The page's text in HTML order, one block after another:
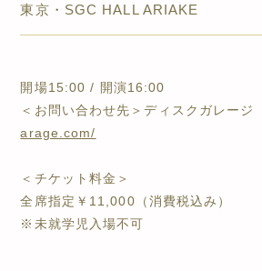
東京・SGC HALL ARIAKE
開場15:00 / 開演16:00
＜お問い合わせ先＞ディスクガレージ
arage.com/
＜チケット料金＞
全席指定￥11,000（消費税込み）
※未就学児入場不可